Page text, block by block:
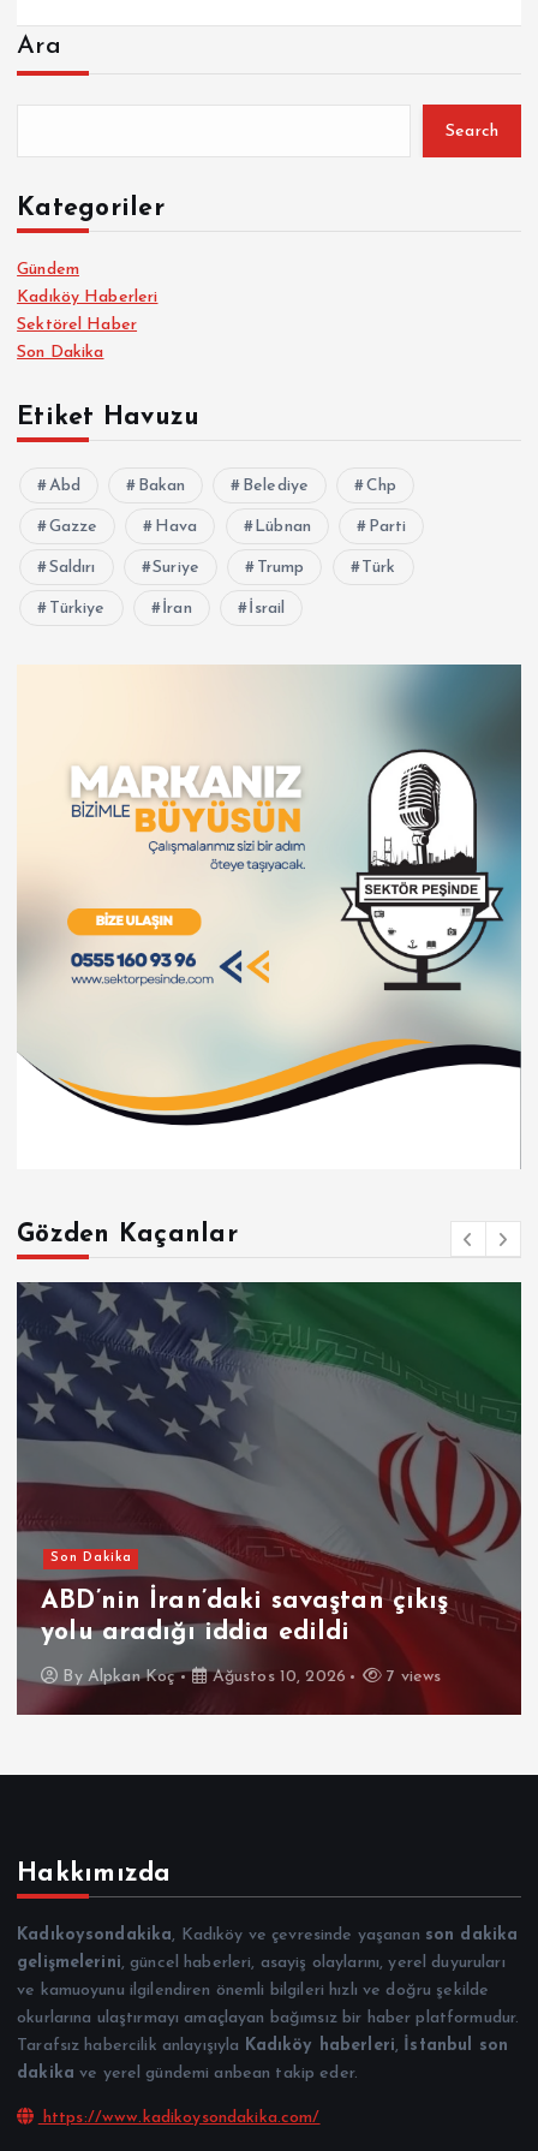
Ara
Search
Kategoriler
Gündem
Kadıköy Haberleri
Sektörel Haber
Son Dakika
Etiket Havuzu
Abd Bakan Belediye Chp
Gazze Hava Lübnan Parti
Saldırı Suriye Trump Türk
Türkiye İran İsrail
Gözden Kaçanlar
Son Dakika
ABD’nin İran’daki savaştan çıkış
yolu aradığı iddia edildi
By Alpkan Koç Ağustos 10, 2026 7 views
Hakkımızda
Kadıkoysondakika, Kadıköy ve çevresinde yaşanan son dakika
gelişmelerini, güncel haberleri, asayiş olaylarını, yerel duyuruları
ve kamuoyunu ilgilendiren önemli bilgileri hızlı ve doğru şekilde
okurlarına ulaştırmayı amaçlayan bağımsız bir haber platformudur.
Tarafsız habercilik anlayışıyla Kadıköy haberleri, İstanbul son
dakika ve yerel gündemi anbean takip eder.
https://www.kadikoysondakika.com/